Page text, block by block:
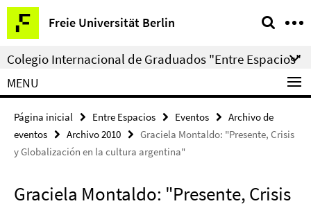
Springe
direkt
zu
Inhalt
Freie Universität Berlin
Herramientas
de
navegación
Colegio Internacional de Graduados "Entre Espacios"
MENU
Página inicial Entre Espacios Eventos
Archivo de
eventos
Archivo 2010
Graciela Montaldo: "Presente, Crisis
y Globalización en la cultura argentina"
Graciela Montaldo: "Presente, Crisis